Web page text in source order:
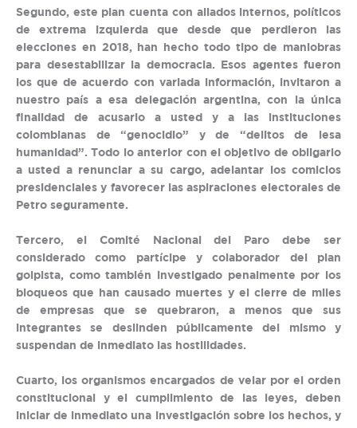
Segundo, este plan cuenta con aliados internos, políticos
de extrema izquierda que desde que perdieron las
elecciones en 2018, han hecho todo tipo de maniobras
para desestabilizar la democracia. Esos agentes fueron
los que de acuerdo con variada información, invitaron a
nuestro país a esa delegación argentina, con la única
finalidad de acusarlo a usted y a las instituciones
colombianas de “genocidio” y de “delitos de lesa
humanidad”. Todo lo anterior con el objetivo de obligarlo
a usted a renunciar a su cargo, adelantar los comicios
presidenciales y favorecer las aspiraciones electorales de
Petro seguramente.
Tercero, el Comité Nacional del Paro debe ser
considerado como partícipe y colaborador del plan
golpista, como también investigado penalmente por los
bloqueos que han causado muertes y el cierre de miles
de empresas que se quebraron, a menos que sus
integrantes se deslinden públicamente del mismo y
suspendan de inmediato las hostilidades.
Cuarto, los organismos encargados de velar por el orden
constitucional y el cumplimiento de las leyes, deben
iniciar de inmediato una investigación sobre los hechos, y